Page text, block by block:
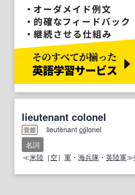
lieutenant colonel
音節 lieutènant cólonel
名詞
≪米陸 ［空］ 軍 ・ 海兵隊 ・ 英陸軍≫